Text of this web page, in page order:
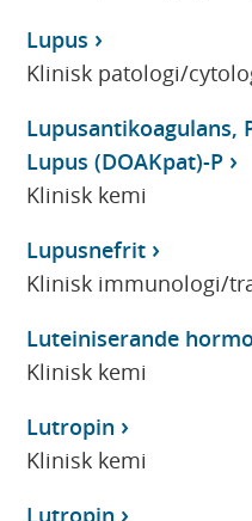
Lupus
Klinisk patologi/
Lupusantikoagulans,
Lupus (DOAKpat)-P
Klinisk kemi
Lupusnefrit
Klinisk immunologi/
Luteiniserande
Klinisk kemi
Lutropin
Klinisk kemi
Lutropin